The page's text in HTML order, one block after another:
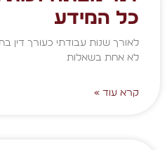
כל המידע
לאורך שנות עבודתי כעורך דין
לא אחת בשאלות
קרא עוד »